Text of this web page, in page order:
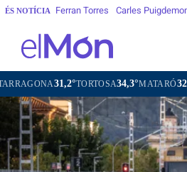
ÉS NOTÍCIA Ferran Torres Carles
31,2°TORTOSA34,3°MATARÓ32,2°VIC